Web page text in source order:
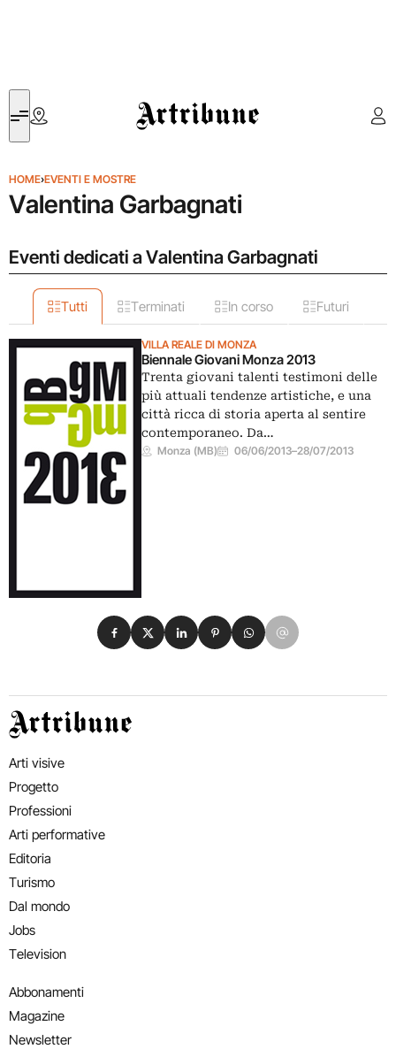
Artribune
HOME›EVENTI E MOSTRE
Valentina Garbagnati
Eventi dedicati a Valentina Garbagnati
Tutti Terminati In corso Futuri
VILLA REALE DI MONZA
Biennale Giovani Monza 2013
Trenta giovani talenti testimoni delle
più attuali tendenze artistiche, e una
città ricca di storia aperta al sentire
contemporaneo. Da…
Monza (MB) 06/06/2013–28/07/2013
Condividi su Facebook
Condividi su X
Condividi su LinkedIn
Condividi su Pinterest
Condividi su WhatsApp
Condividi su Email
Artribune
Arti visive
Progetto
Professioni
Arti performative
Editoria
Turismo
Dal mondo
Jobs
Television
Abbonamenti
Magazine
Newsletter